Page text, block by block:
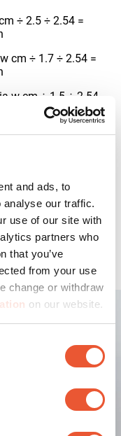
and ads, to
analyse our traffic.
use of our site with
partners who
that you’ve
from your use
change or withdraw
on our website.
÷ 2.5 ÷ 2.54 =
cm ÷ 1.7 ÷ 2.54 =
w cm ÷ 1.5 ÷ 2.54
wartości
TV.
rozmiaru ekranu